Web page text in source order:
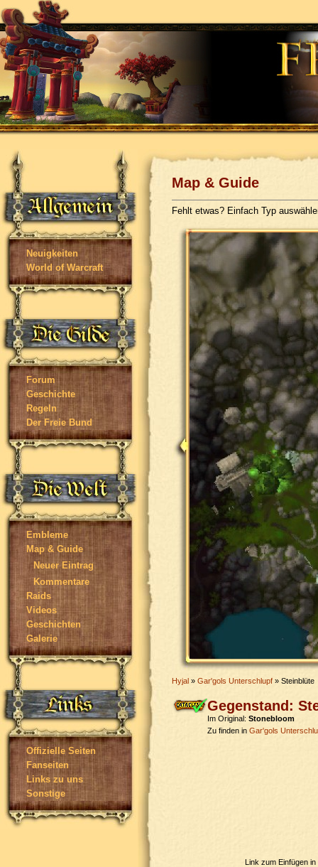
Neuigkeiten
World of Warcraft
Forum
Geschichte
Regeln
Der Freie Bund
Embleme
Map & Guide
Neuer Eintrag
Kommentare
Raids
Videos
Geschichten
Galerie
Offizielle Seiten
Fanseiten
Links zu uns
Sonstige
Map & Guide
Fehlt etwas? Einfach Typ
Hyjal » Gar'gols Unterschlupf » Steinblüte
Gegenstand:
Im Original: Stonebloom
Zu finden in Gar'gols
Link zum Einfügen